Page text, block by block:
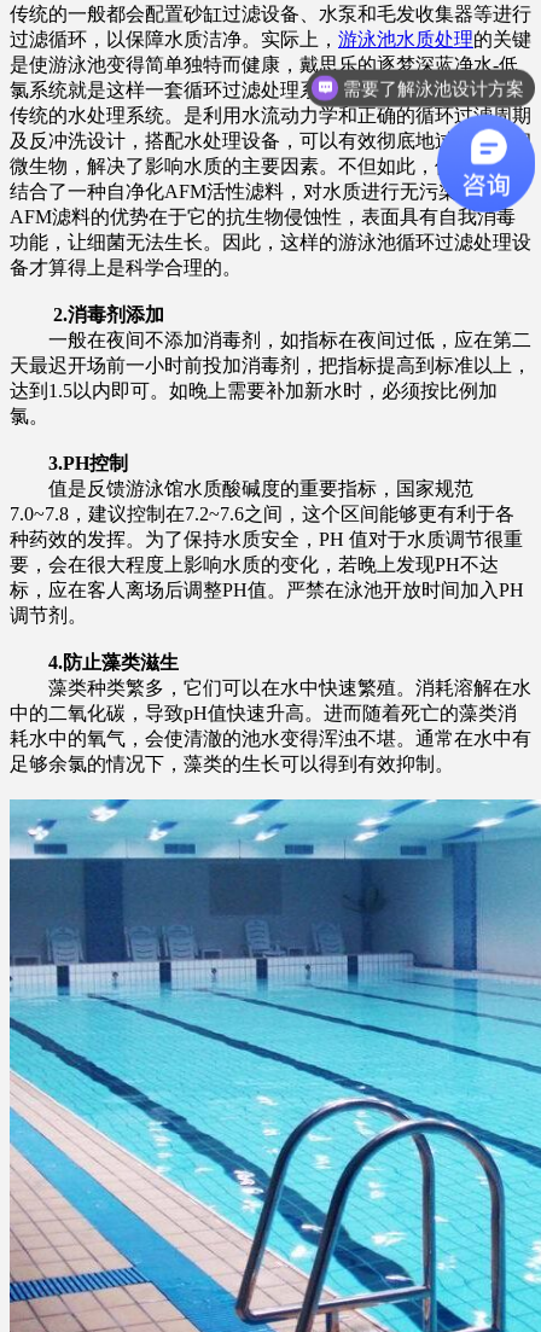
传统的一般都会配置砂缸过滤设备、水泵和毛发收集器等进行
过滤循环，以保障水质洁净。实际上， 游泳池水质处理的关键
是使游泳池变得简单独特而健康，戴思乐的逐梦深蓝净水-低
氯系统就是这样一套循环过滤处理系统。这种低氯系统不同于
传统的水处理系统。是利用水流动力学和正确的循环过滤周期
及反冲洗设计，搭配水处理设备，可以有效彻底地过滤细菌和
微生物，解决了影响水质的主要因素。不但如此，低氯系统还
结合了一种自净化AFM活性滤料，对水质进行无污染净化，
AFM滤料的优势在于它的抗生物侵蚀性，表面具有自我消毒
功能，让细菌无法生长。因此，这样的游泳池循环过滤处理设
备才算得上是科学合理的。
2.消毒剂添加
一般在夜间不添加消毒剂，如指标在夜间过低，应在第二
天最迟开场前一小时前投加消毒剂，把指标提高到标准以上，
达到1.5以内即可。如晚上需要补加新水时，必须按比例加
氯。
3.PH控制
值是反馈游泳馆水质酸碱度的重要指标，国家规范
7.0~7.8，建议控制在7.2~7.6之间，这个区间能够更有利于各
种药效的发挥。为了保持水质安全，PH 值对于水质调节很重
要，会在很大程度上影响水质的变化，若晚上发现PH不达
标，应在客人离场后调整PH值。严禁在泳池开放时间加入PH
调节剂。
4.防止藻类滋生
藻类种类繁多，它们可以在水中快速繁殖。消耗溶解在水
中的二氧化碳，导致pH值快速升高。进而随着死亡的藻类消
耗水中的氧气，会使清澈的池水变得浑浊不堪。通常在水中有
足够余氯的情况下，藻类的生长可以得到有效抑制。
需要了解泳池设计方案